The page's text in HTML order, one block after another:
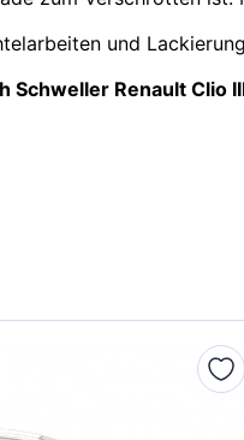
und
Schweller Renault Clio